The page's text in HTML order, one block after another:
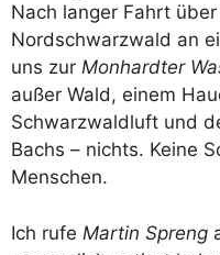
Nach langer Fahrt
Nordschwarzwald an
uns zur Monhardter
außer Wald, einem
Schwarzwaldluft und
Bachs – nichts. Keine
Menschen.
Ich rufe Martin Spreng